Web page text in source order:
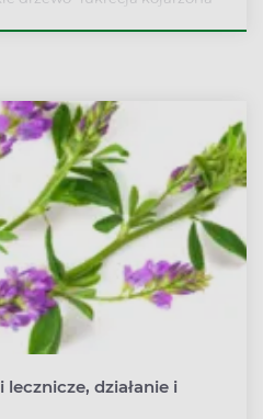
stosowana jest w kosmetyce
zęby, balsamów
wybielających
działanie i